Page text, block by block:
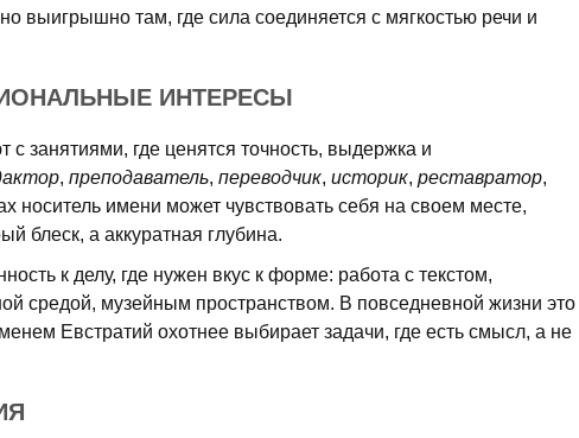
выигрышно там, где сила соединяется с мягкостью речи и
ИНТЕРЕСЫ
занятиями, где ценятся точность, выдержка и
, преподаватель, переводчик, историк, реставратор,
носитель имени может чувствовать себя на своем месте,
блеск, а аккуратная глубина.
к делу, где нужен вкус к форме: работа с текстом,
средой, музейным пространством. В повседневной жизни это
Евстратий охотнее выбирает задачи, где есть смысл, а не